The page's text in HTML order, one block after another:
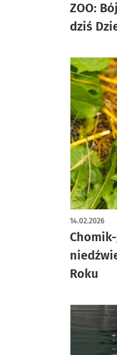
ZOO:
dziś
Roku
14.02.2026